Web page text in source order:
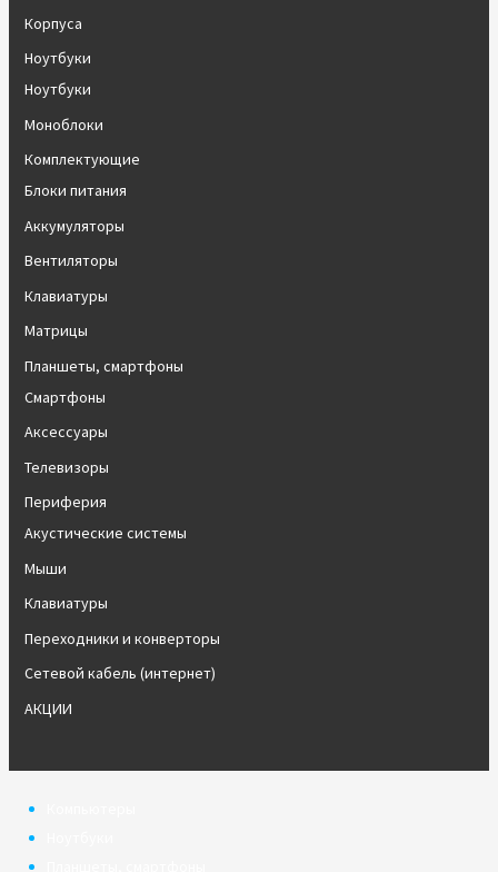
Корпуса
Ноутбуки
Ноутбуки
Моноблоки
Комплектующие
Блоки питания
Аккумуляторы
Вентиляторы
Клавиатуры
Матрицы
Планшеты, смартфоны
Смартфоны
Аксессуары
Телевизоры
Периферия
Акустические системы
Мыши
Клавиатуры
Переходники и конверторы
Сетевой кабель (интернет)
АКЦИИ